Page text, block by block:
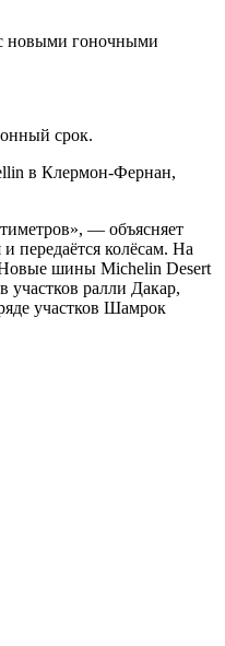
новыми гоночными
срок.
в Клермон-Фернан,
— объясняет
передаётся колёсам. На
Новые шины Michelin Desert
участков ралли Дакар,
участков Шамрок